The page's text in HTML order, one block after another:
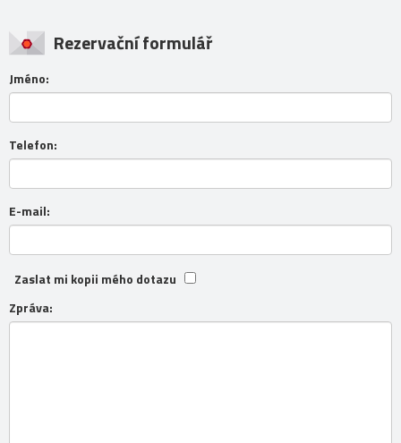
Rezervační formulář
Jméno:
Telefon:
E-mail:
Zaslat mi kopii mého dotazu
Zpráva: